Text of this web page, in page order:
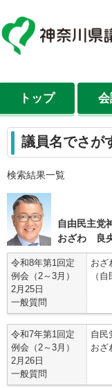
トップ 会
議員名でさが
検索結果一覧
自由民主党
おざわ 良
令和8年第1回定
例会（2～3月）
2月25日
一般質問
お
（
令和7年第1回定
例会（2～3月）
2月26日
一般質問
自
お